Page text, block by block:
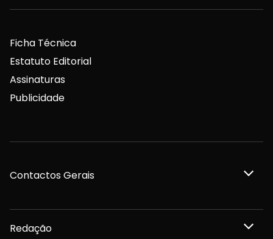
Ficha Técnica
Estatuto Editorial
Assinaturas
Publicidade
Contactos Gerais
Redação